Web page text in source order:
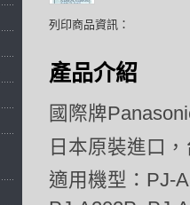
列印商品資訊：
產品介紹
國際牌
日本原裝進口
適用機型：PJ-